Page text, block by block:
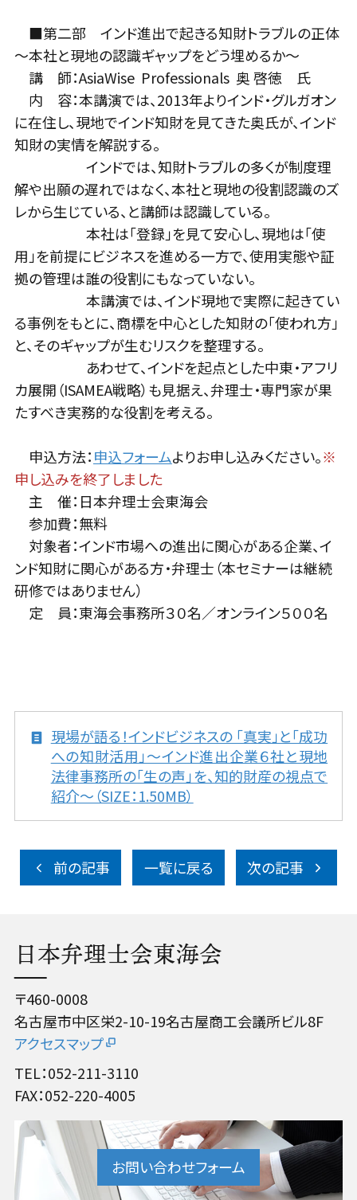
■第二部 インド進出で起きる知財トラブルの正体
～本社と現地の認識ギャップをどう埋めるか～
講 師：AsiaWise Professionals 奥 啓徳 氏
内 容：本講演では、2013年よりインド・グルガオン
に在住し、現地でインド知財を見てきた奥氏が、インド
知財の実情を解説する。
インドでは、知財トラブルの多くが制度理
解や出願の遅れではなく、本社と現地の役割認識のズ
レから生じている、と講師は認識している。
本社は「登録」を見て安心し、現地は「使
用」を前提にビジネスを進める一方で、使用実態や証
拠の管理は誰の役割にもなっていない。
本講演では、インド現地で実際に起きてい
る事例をもとに、商標を中心とした知財の「使われ方」
と、そのギャップが生むリスクを整理する。
あわせて、インドを起点とした中東・アフリ
カ展開（ISAMEA戦略）も見据え、弁理士・専門家が果
たすべき実務的な役割を考える。
申込方法：申込フォームよりお申し込みください。※
申し込みを終了しました
主 催：日本弁理士会東海会
参加費：無料
対象者：インド市場への進出に関心がある企業、イ
ンド知財に関心がある方・弁理士（本セミナーは継続
研修ではありません）
定 員：東海会事務所３０名／オンライン５００名
現場が語る！インドビジネスの​ 「真実」と「成功
への知財活用」〜インド進出企業６社と現地
法律事務所の「生の声」を、知的財産の視点で
紹介〜（SIZE：1.50MB）
前の記事 一覧に戻る 次の記事
日本弁理士会東海会
〒460-0008
名古屋市中区栄2-10-19名古屋商工会議所ビル8F
アクセスマップ
TEL：052-211-3110
FAX：052-220-4005
お問い合わせフォーム